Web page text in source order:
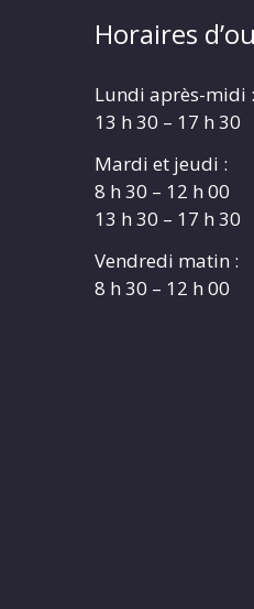
Horaires
Lundi après-midi :
13 h 30 – 17 h 30
Mardi et jeudi :
8 h 30 – 12 h 00
13 h 30 – 17 h 30
Vendredi matin :
8 h 30 – 12 h 00